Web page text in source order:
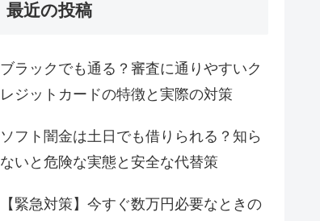
最近の投稿
ブラックでも通る？審査に通りやすいク
レジットカードの特徴と実際の対策
ソフト闇金は土日でも借りられる？知ら
ないと危険な実態と安全な代替策
【緊急対策】今すぐ数万円必要なときの